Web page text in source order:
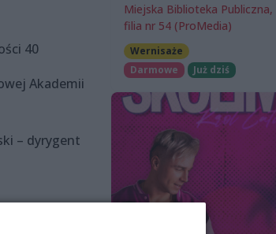
40
Akademii
– dyrygent
34
Miejska Biblioteka Publiczna,
filia nr 54 (ProMedia)
Wernisaże
Darmowe
Już dziś